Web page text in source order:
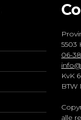
5503
06-
KvK
BTW
alle